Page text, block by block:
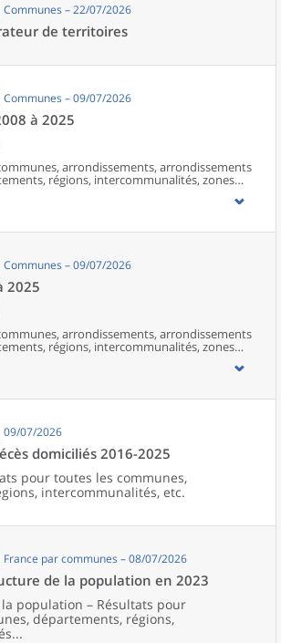
Communes – 22/07/2026
de territoires
Communes – 09/07/2026
à 2025
arrondissements, arrondissements
régions, intercommunalités, zones
vie, unités urbaines et aires d’attraction des
Communes – 09/07/2026
2025
arrondissements, arrondissements
régions, intercommunalités, zones
vie, unités urbaines et aires d’attraction des
09/07/2026
domiciliés 2016-2025
pour toutes les communes,
intercommunalités, etc.
France par communes – 08/07/2026
de la population en 2023
population – Résultats pour
départements, régions,